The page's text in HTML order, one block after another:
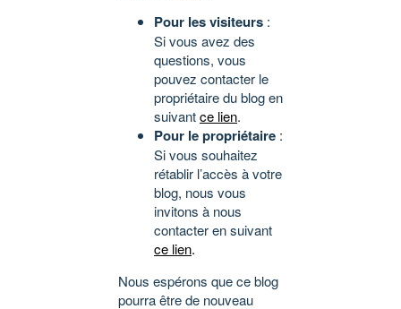
Pour les visiteurs :
Si vous avez des
questions, vous
pouvez contacter le
propriétaire du blog en
suivantce lien.
Pour le propriétaire :
Si vous souhaitez
rétablir l’accès à votre
blog, nous vous
invitons à nous
contacter en suivant
ce lien.
Nous espérons que ce blog
pourra être de nouveau